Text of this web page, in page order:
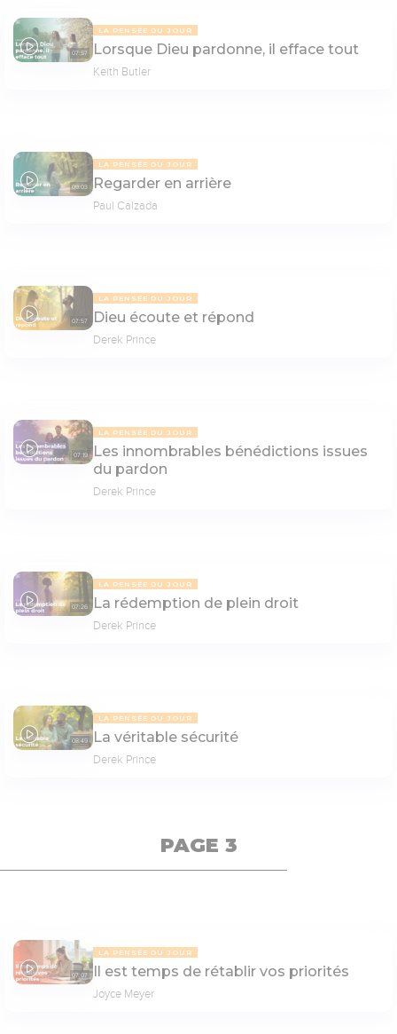
07:57
LA PENSÉE DU JOUR
Lorsque Dieu pardonne, il efface tout
Keith Butler
09:03
LA PENSÉE DU JOUR
Regarder en arrière
Paul Calzada
07:57
LA PENSÉE DU JOUR
Dieu écoute et répond
Derek Prince
07:19
LA PENSÉE DU JOUR
Les innombrables bénédictions issues
du pardon
Derek Prince
07:26
LA PENSÉE DU JOUR
La rédemption de plein droit
Derek Prince
08:49
LA PENSÉE DU JOUR
La véritable sécurité
Derek Prince
PAGE 3
07:07
LA PENSÉE DU JOUR
Il est temps de rétablir vos priorités
Joyce Meyer